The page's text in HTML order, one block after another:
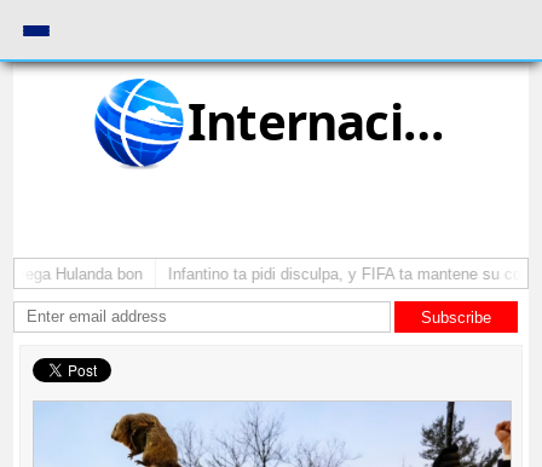
Internacional
yega Hulanda bon Infantino ta pidi disculpa, y FIFA ta mantene su como
Subscribe